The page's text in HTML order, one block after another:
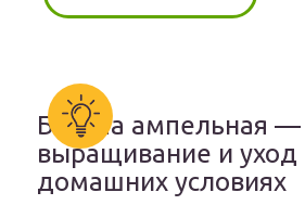
Бакопа ампельная —
выращивание и уход
домашних условиях